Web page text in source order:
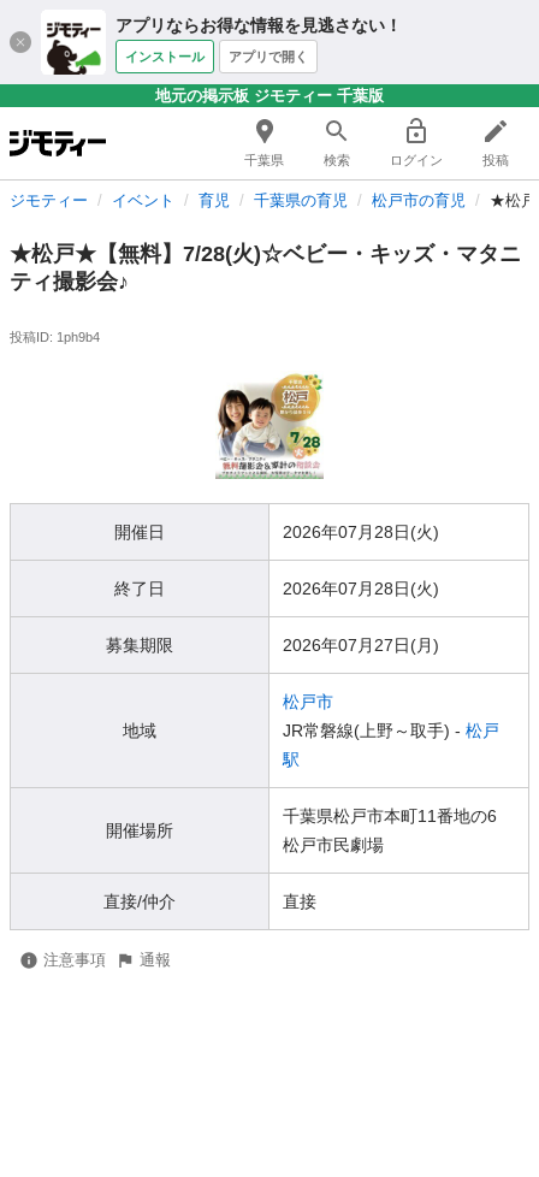
アプリならお得な情報を見逃さない！
インストール アプリで開く
地元の掲示板 ジモティー 千葉版
千葉県 検索 ログイン 投稿
ジモティー イベント 育児 千葉県の育児 松戸市の育児 ★松戸
★松戸★【無料】7/28(火)☆ベビー・キッズ・マタニ
ティ撮影会♪
投稿ID: 1ph9b4
開催日 2026年07月28日(火)
終了日 2026年07月28日(火)
募集期限 2026年07月27日(月)
地域
松戸市
JR常磐線(上野～取手) - 松戸
駅
開催場所
千葉県松戸市本町11番地の6
松戸市民劇場
直接/仲介 直接
注意事項 通報